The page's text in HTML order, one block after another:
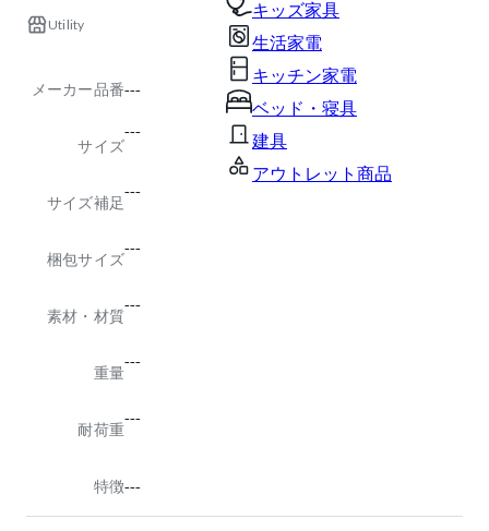
キッズ家具
生活家電
キッチン家電
ベッド・寝具
建具
アウトレット商品
Utility
メーカー品番---
サイズ
---
サイズ補足
---
梱包サイズ
---
素材・材質
---
重量
---
耐荷重
---
特徴---